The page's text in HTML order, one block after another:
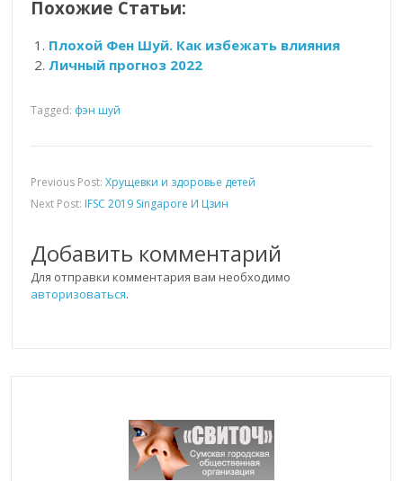
Похожие Статьи:
Плохой Фен Шуй. Как избежать влияния
Личный прогноз 2022
Tagged: фэн шуй
Previous Post:Хрущевки и здоровье детей
Next Post: IFSC 2019 Singapore И Цзин
Добавить комментарий
Для отправки комментария вам необходимо
авторизоваться.